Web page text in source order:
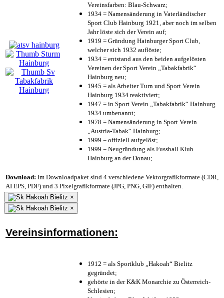
Vereinsfarben: Blau-Schwarz;
1934 = Namensänderung in Vaterländischer
Sport Club Hainburg 1921, aber noch im selben
Jahr löste sich der Verein auf;
1919 = Gründung Hainburger Sport Club,
welcher sich 1932 auflöste;
1934 = entstand aus den beiden aufgelösten
Vereinen der Sport Verein „Tabakfabrik“
Hainburg neu;
1945 = als Arbeiter Turn und Sport Verein
Hainburg 1934 reaktiviert;
1947 = in Sport Verein „Tabakfabrik“ Hainburg
1934 umbenannt;
1978 = Namensänderung in Sport Verein
„Austria-Tabak“ Hainburg;
1999 = offiziell aufgelöst;
1999 = Neugründung als Fussball Klub
Hainburg an der Donau;
Download: Im Downloadpaket sind 4 verschiedene Vektorgrafikformate (CDR,
AI EPS, PDF) und 3 Pixelgrafikformate (JPG, PNG, GIF) enthalten.
×
×
Vereinsinformationen:
1912 = als Sportklub „Hakoah“ Bielitz
gegründet;
gehörte in der K&K Monarchie zu Österreich-
Schlesien;